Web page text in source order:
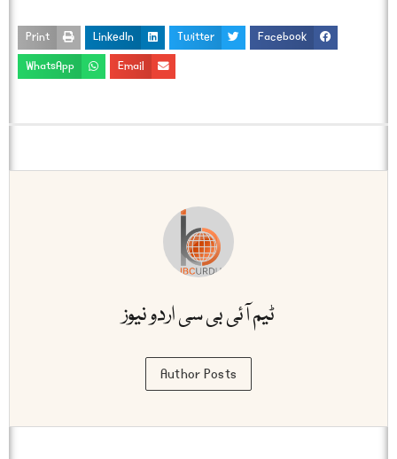
Facebook
Twitter
LinkedIn
Print
Email
WhatsApp
ٹیم آئی بی سی اردو نیوز
Author Posts